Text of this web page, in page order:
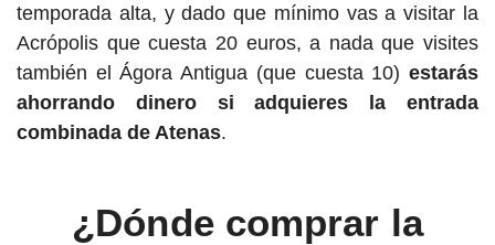
temporada alta, y dado que mínimo vas a visitar la
Acrópolis que cuesta 20 euros, a nada que visites
también el Ágora Antigua (que cuesta 10) estarás
ahorrando dinero si adquieres la entrada
combinada de Atenas.
¿Dónde comprar la